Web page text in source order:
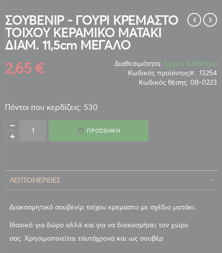
της
συλλογής
εικόνων
ΣΟΥΒΕΝΙΡ - ΓΟΥΡΙ ΚΡΕΜΑΣΤΟ
ΤΟΙΧΟΥ ΚΕΡΑΜΙΚΟ ΜΑΤΑΚΙ
ΔΙΑΜ. 11,5cm ΜΕΓΑΛΟ
2,65 € Διαθεσιμότητα: Άμεσα διαθέσιμο
Κωδικός προϊόντος
13254
Κωδικός θέσης: 08-0223
Πόντοι που κερδίζεις: 530
ΠΡΟΣΘΉΚΗ
ΛΕΠΤΟΜΈΡΕΙΕΣ
Διακοσμητικό σουβενίρ τοίχου κρεμαστο με σχέδιο ματάκι.
Ιδανικό για δώρο αλλά και για να διακοσμήσει τον χώρο
σας. Χρησιμοποιείται ταυτόχρονα και ως σουβέρ.